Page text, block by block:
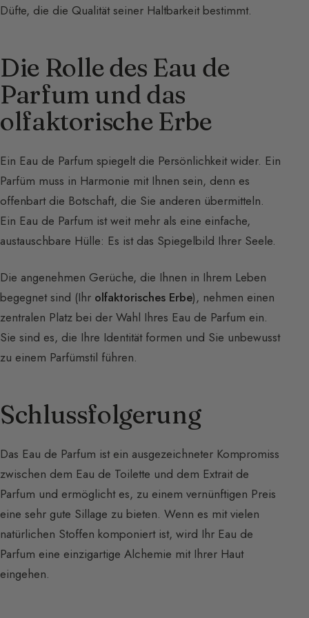
Düfte, die die Qualität seiner Haltbarkeit bestimmt.
Die Rolle des Eau de
Parfum und das
olfaktorische Erbe
Ein Eau de Parfum spiegelt die Persönlichkeit wider. Ein
Parfüm muss in Harmonie mit Ihnen sein, denn es
offenbart die Botschaft, die Sie anderen übermitteln.
Ein Eau de Parfum ist weit mehr als eine einfache,
austauschbare Hülle: Es ist das Spiegelbild Ihrer Seele.
Die angenehmen Gerüche, die Ihnen in Ihrem Leben
begegnet sind (Ihr olfaktorisches Erbe), nehmen einen
zentralen Platz bei der Wahl Ihres Eau de Parfum ein.
Sie sind es, die Ihre Identität formen und Sie unbewusst
zu einem Parfümstil führen.
Schlussfolgerung
Das Eau de Parfum ist ein ausgezeichneter Kompromiss
zwischen dem Eau de Toilette und dem Extrait de
Parfum und ermöglicht es, zu einem vernünftigen Preis
eine sehr gute Sillage zu bieten. Wenn es mit vielen
natürlichen Stoffen komponiert ist, wird Ihr Eau de
Parfum eine einzigartige Alchemie mit Ihrer Haut
eingehen.